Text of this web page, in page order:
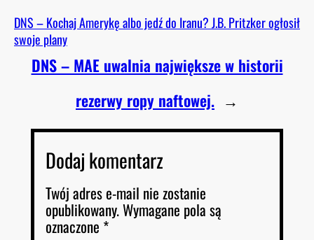
DNS – Kochaj Amerykę albo jedź do Iranu? J.B. Pritzker ogłosił
swoje plany
DNS – MAE uwalnia największe w historii
rezerwy ropy naftowej. →
Dodaj komentarz
Twój adres e-mail nie zostanie
opublikowany.Wymagane pola są
oznaczone *